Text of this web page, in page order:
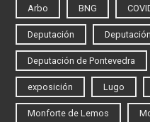
Arbo BNG
Deputación
Deputación de Pontevedra
exposición Lugo
Monforte de Lemos